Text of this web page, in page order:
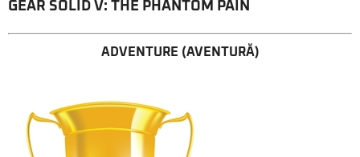
GEAR SOLID V: THE PHANTOM PAIN
ADVENTURE (AVENTURĂ)